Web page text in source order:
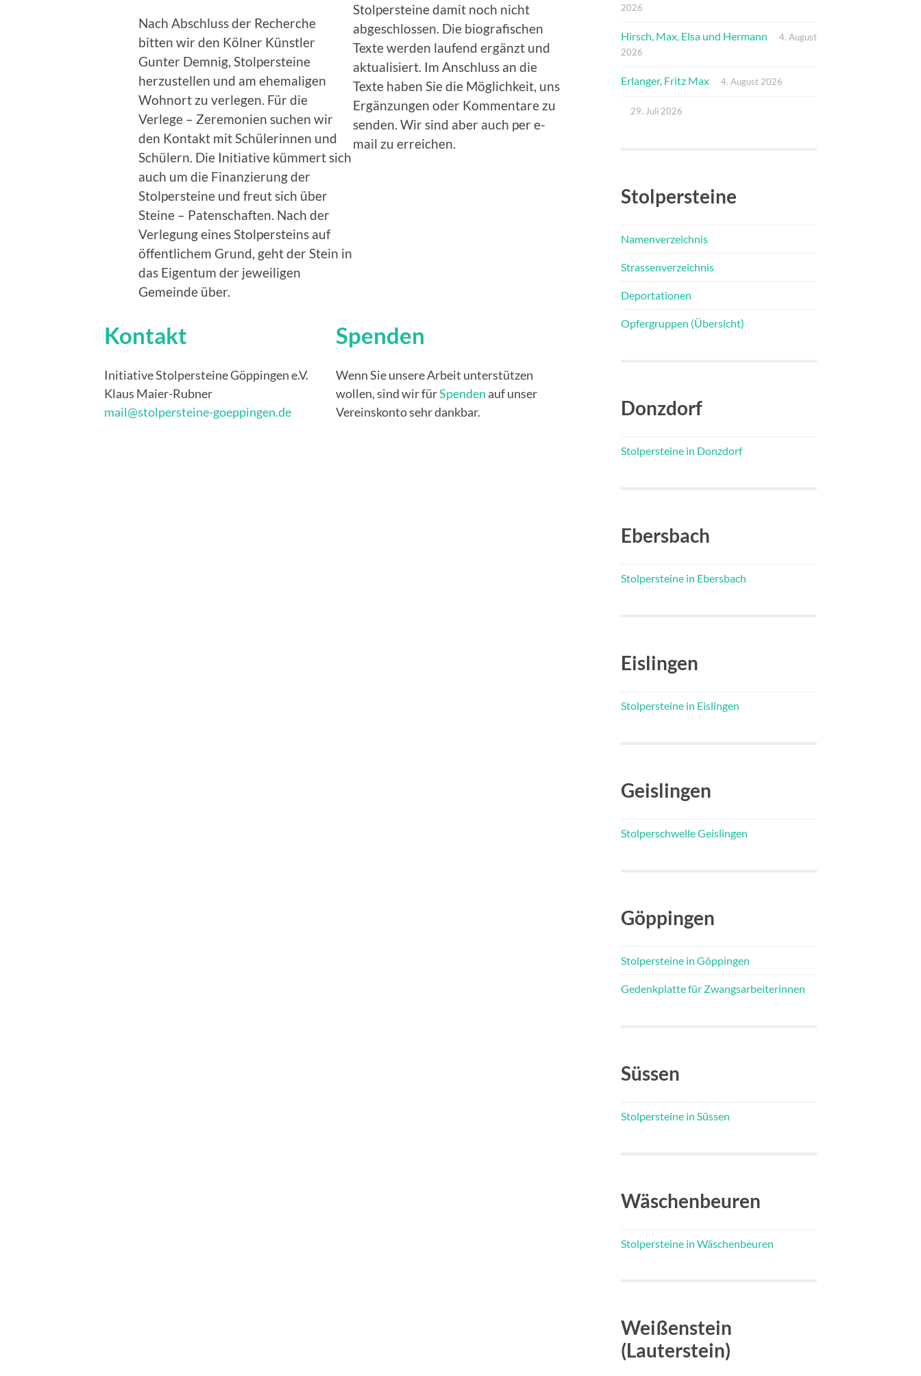
Nach Abschluss der Recherche
bitten wir den Kölner Künstler
Gunter Demnig, Stolpersteine
herzustellen und am ehemaligen
Wohnort zu verlegen. Für die
Verlege – Zeremonien suchen wir
den Kontakt mit Schülerinnen und
Schülern. Die Initiative kümmert sich
auch um die Finanzierung der
Stolpersteine und freut sich über
Steine – Patenschaften. Nach der
Verlegung eines Stolpersteins auf
öffentlichem Grund, geht der Stein in
das Eigentum der jeweiligen
Gemeinde über.
Stolpersteine damit noch nicht
abgeschlossen. Die biografischen
Texte werden laufend ergänzt und
aktualisiert. Im Anschluss an die
Texte haben Sie die Möglichkeit, uns
Ergänzungen oder Kommentare zu
senden. Wir sind aber auch per e-
mail zu erreichen.
Kontakt
Initiative Stolpersteine Göppingen e.V.
Klaus Maier-Rubner
mail@stolpersteine-goeppingen.de
Spenden
Wenn Sie unsere Arbeit unterstützen
wollen, sind wir fürSpenden auf unser
Vereinskonto sehr dankbar.
2026
Hirsch, Max, Elsa und Hermann
4. August
2026
Erlanger, Fritz Max 4. August 2026
29. Juli 2026
Stolpersteine
Namenverzeichnis
Strassenverzeichnis
Deportationen
Opfergruppen (Übersicht)
Donzdorf
Stolpersteine in Donzdorf
Ebersbach
Stolpersteine in Ebersbach
Eislingen
Stolpersteine in Eislingen
Geislingen
Stolperschwelle Geislingen
Göppingen
Stolpersteine in Göppingen
Gedenkplatte für Zwangsarbeiterinnen
Süssen
Stolpersteine in Süssen
Wäschenbeuren
Stolpersteine in Wäschenbeuren
Weißenstein
(Lauterstein)